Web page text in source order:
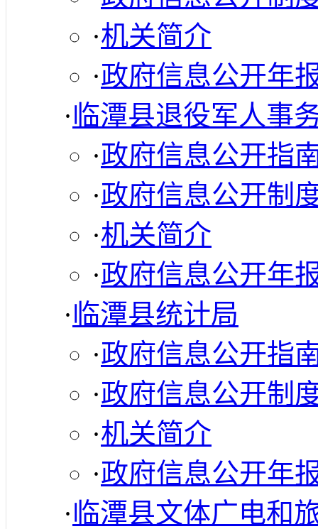
·机关简介
·政府信息公开年
·临潭县退役军人事
·政府信息公开指
·政府信息公开制
·机关简介
·政府信息公开年
·临潭县统计局
·政府信息公开指
·政府信息公开制
·机关简介
·政府信息公开年
·临潭县文体广电和